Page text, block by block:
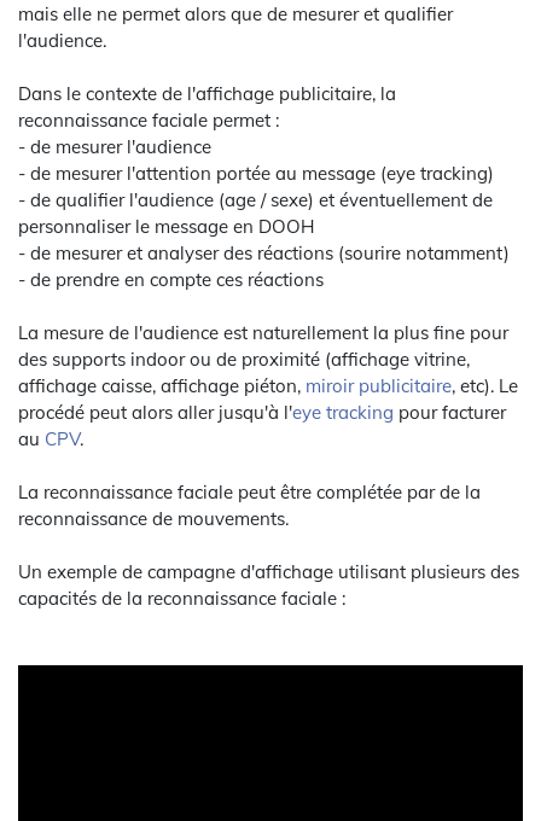
mais elle ne permet alors que de mesurer et qualifier
l'audience.
Dans le contexte de l'affichage publicitaire, la
reconnaissance faciale permet :
- de mesurer l'audience
- de mesurer l'attention portée au message (eye tracking)
- de qualifier l'audience (age / sexe) et éventuellement de
personnaliser le message en DOOH
- de mesurer et analyser des réactions (sourire notamment)
- de prendre en compte ces réactions
La mesure de l'audience est naturellement la plus fine pour
des supports indoor ou de proximité (affichage vitrine,
affichage caisse, affichage piéton, miroir publicitaire, etc). Le
procédé peut alors aller jusqu'à l'eye tracking pour facturer
au CPV.
La reconnaissance faciale peut être complétée par de la
reconnaissance de mouvements.
Un exemple de campagne d'affichage utilisant plusieurs des
capacités de la reconnaissance faciale :